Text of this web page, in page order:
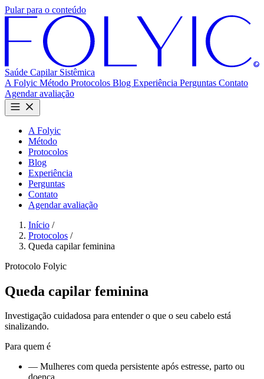
Pular para o conteúdo
Saúde Capilar Sistêmica
A Folyic Método Protocolos Blog Experiência Perguntas Contato
Agendar avaliação
A Folyic
Método
Protocolos
Blog
Experiência
Perguntas
Contato
Agendar avaliação
Início /
Protocolos /
Queda capilar feminina
Protocolo Folyic
Queda capilar feminina
Investigação cuidadosa para entender o que o seu cabelo está
sinalizando.
Para quem é
— Mulheres com queda persistente após estresse, parto ou